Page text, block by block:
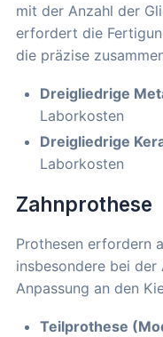
mit der Anzahl der
erfordert die
die präzise
Dreigliedrige
Laborkosten
Dreigliedrige
Laborkosten
Zahnprothese
Prothesen erfordern
insbesondere bei
Anpassung an den
Teilprothese